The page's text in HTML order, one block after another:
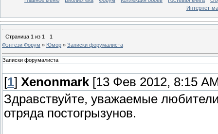
Интернет-
Страница 1 из 1
1
Фэнтези Форум » Юмор » Записки форумалиста
Записки форумалиста
[1] Xenonmark [13 Фев 2012, 8:15
Здравствуйте, уважаемые
отряда постогрызунов.